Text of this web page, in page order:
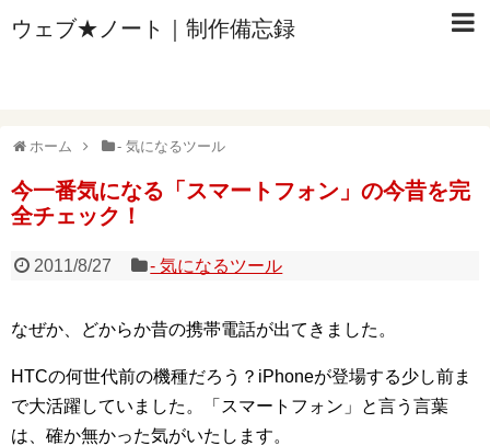
ウェブ★ノート｜制作備忘録
ホーム - 気になるツール
今一番気になる「スマートフォン」の今昔を完
全チェック！
2011/8/27 - 気になるツール
なぜか、どからか昔の携帯電話が出てきました。
HTCの何世代前の機種だろう？iPhoneが登場する少し前ま
で大活躍していました。「スマートフォン」と言う言葉
は、確か無かった気がいたします。